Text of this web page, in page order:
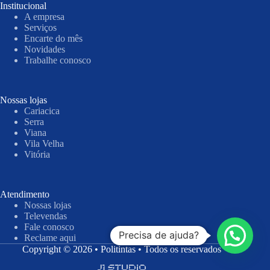
Institucional
A empresa
Serviços
Encarte do mês
Novidades
Trabalhe conosco
Nossas lojas
Cariacica
Serra
Viana
Vila Velha
Vitória
Atendimento
Nossas lojas
Televendas
Fale conosco
Reclame aqui
Copyright © 2026 • Politintas • Todos os reservados
Precisa de ajuda?